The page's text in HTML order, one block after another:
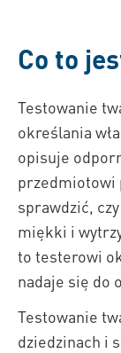
Co to
Testowanie
określania
opisuje
przedmiotowi
sprawdzić,
miękki i
to testerowi
nadaje się do
Testowanie
dziedzinach i